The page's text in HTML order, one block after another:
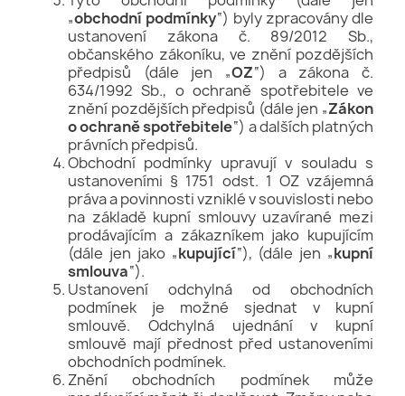
„obchodní podmínky“) byly zpracovány dle
ustanovení zákona č. 89/2012 Sb.,
občanského zákoníku, ve znění pozdějších
předpisů (dále jen „OZ“) a zákona č.
634/1992 Sb., o ochraně spotřebitele ve
znění pozdějších předpisů (dále jen „Zákon
o ochraně spotřebitele“) a dalších platných
právních předpisů.
Obchodní podmínky upravují v souladu s
ustanoveními § 1751 odst. 1 OZ vzájemná
práva a povinnosti vzniklé v souvislosti nebo
na základě kupní smlouvy uzavírané mezi
prodávajícím a zákazníkem jako kupujícím
(dále jen jako „kupující“), (dále jen „kupní
smlouva“).
Ustanovení odchylná od obchodních
podmínek je možné sjednat v kupní
smlouvě. Odchylná ujednání v kupní
smlouvě mají přednost před ustanoveními
obchodních podmínek.
Znění obchodních podmínek může